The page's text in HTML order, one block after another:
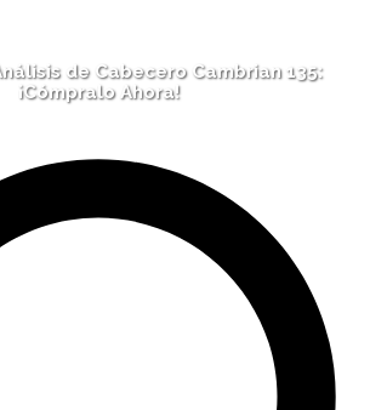
de Cabecero Cambrian 135:
¡Cómpralo Ahora!